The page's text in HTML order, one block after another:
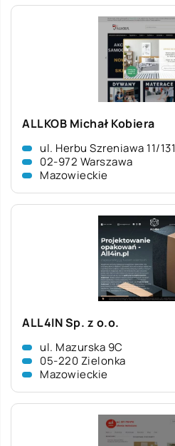
ALLKOB Michał Kobiera
ul. Herbu Szreniawa 11/131
02-972 Warszawa
Mazowieckie
ALL4IN Sp. z o.o.
ul. Mazurska 9C
05-220 Zielonka
Mazowieckie